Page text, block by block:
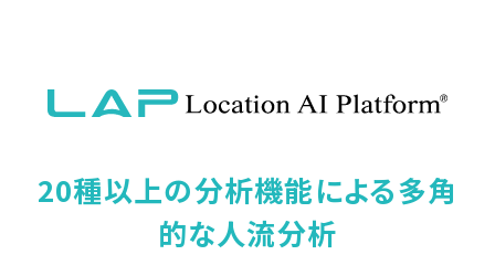
20種以上の分析機能による多角
的な人流分析